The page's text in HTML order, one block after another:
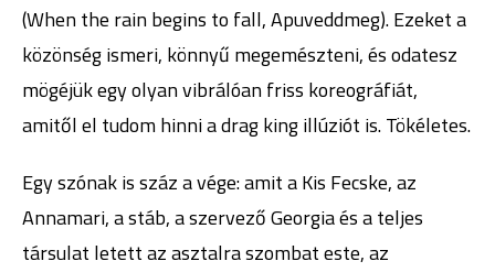
(When the rain begins to fall, Apuveddmeg). Ezeket a
közönség ismeri, könnyű megemészteni, és odatesz
mögéjük egy olyan vibrálóan friss koreográfiát,
amitől el tudom hinni a drag king illúziót is. Tökéletes.
Egy szónak is száz a vége: amit a Kis Fecske, az
Annamari, a stáb, a szervező Georgia és a teljes
társulat letett az asztalra szombat este, az